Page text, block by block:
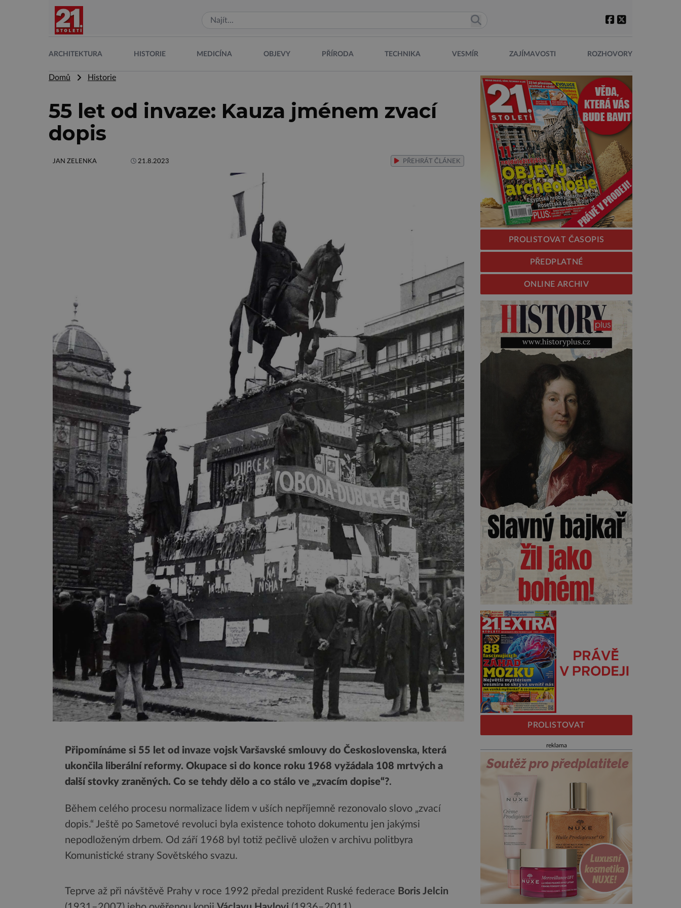
ARCHITEKTURA HISTORIE MEDICÍNA OBJEVY PŘÍRODA TECHNIKA VESMÍR ZAJÍMAVOSTI ROZHOVORY
Domů Historie
55 let od invaze: Kauza jménem zvací
dopis
JAN ZELENKA 21.8.2023 PŘEHRÁT ČLÁNEK
Připomínáme si 55 let od invaze vojsk Varšavské smlouvy do Československa, která
ukončila liberální reformy. Okupace si do konce roku 1968 vyžádala 108 mrtvých a
další stovky zraněných. Co se tehdy dělo a co stálo ve „zvacím dopise“?.
Během celého procesu normalizace lidem v uších nepříjemně rezonovalo slovo „zvací
dopis.“ Ještě po Sametové revoluci byla existence tohoto dokumentu jen jakýmsi
nepodloženým drbem. Od září 1968 byl totiž pečlivě uložen v archivu politbyra
Komunistické strany Sovětského svazu.
Teprve až při návštěvě Prahy v roce 1992 předal prezident Ruské federace Boris Jelcin
PROLISTOVAT ČASOPIS
PŘEDPLATNÉ
ONLINE ARCHIV
PROLISTOVAT
reklama